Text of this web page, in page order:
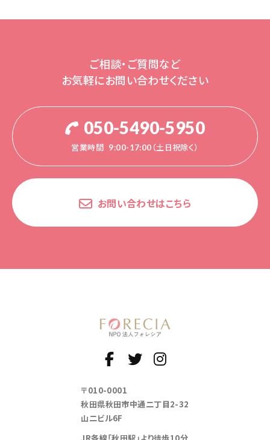
ご相談・ご質問など
お気軽にお問い合わせください
050-5490-5950
営業時間 9:00-17:00（土日祝除く）
お問い合わせはこちら
〒010-0001
秋田県秋田市中通二丁目2-32
山二ビル6F